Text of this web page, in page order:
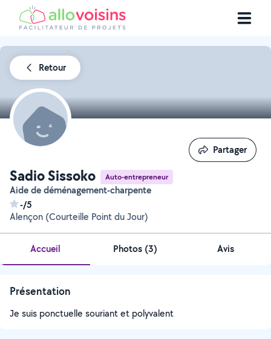
Retour
Sadio Sissoko Auto-entrepreneur
Aide de déménagement-charpente
-/5
Alençon (Courteille Point du Jour)
Partager
Partager
Accueil Photos (3) Avis
Présentation
Je suis ponctuelle souriant et polyvalent